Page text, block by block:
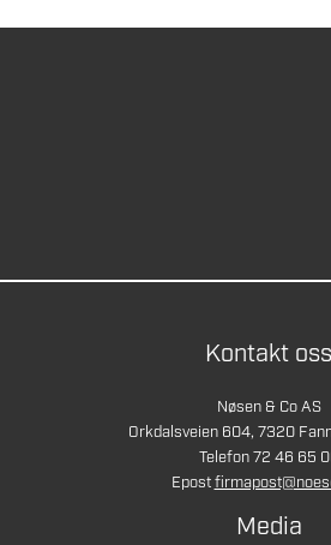
Kontakt oss
Nøsen & Co AS
Orkdalsveien 604, 7320
Telefon 72 46 65
Epost
Media